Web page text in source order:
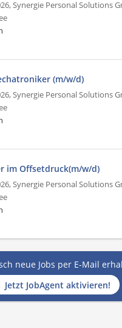
Synergie Personal Solutions
(m/w/d)
Synergie Personal Solutions
im Offsetdruck(m/w/d)
Synergie Personal Solutions
neue Jobs per E-Mail
Jetzt JobAgent aktivieren!